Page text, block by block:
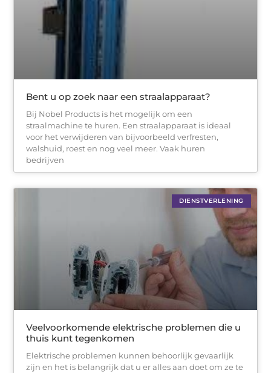
Bent u op zoek naar een straalapparaat?
Bij Nobel Products is het mogelijk om een
straalmachine te huren. Een straalapparaat is ideaal
voor het verwijderen van bijvoorbeeld verfresten,
walshuid, roest en nog veel meer. Vaak huren
bedrijven
DIENSTVERLENING
Veelvoorkomende elektrische problemen die u
thuis kunt tegenkomen
Elektrische problemen kunnen behoorlijk gevaarlijk
zijn en het is belangrijk dat u er alles aan doet om ze te